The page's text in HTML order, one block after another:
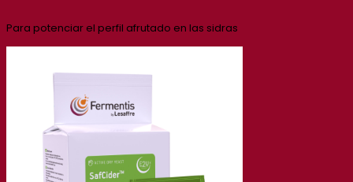
Para potenciar el perfil afrutado en las sidras